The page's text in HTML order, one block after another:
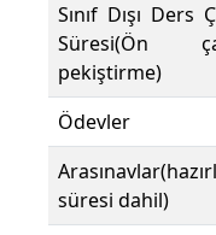
Sınıf Dışı Ders
Süresi(Ön
pekiştirme)
Ödevler
süresi dahil)